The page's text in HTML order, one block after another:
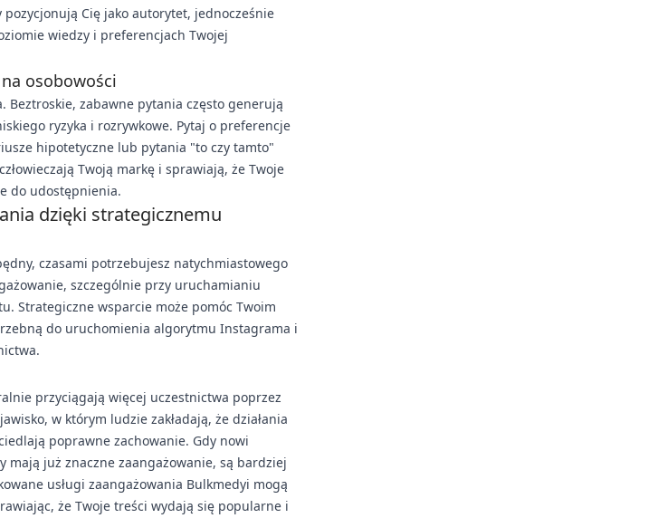
pozycjonują Cię jako autorytet, jednocześnie
wiedzy i preferencjach Twojej
osobowości
Beztroskie, zabawne pytania często generują
ryzyka i rozrywkowe. Pytaj o preferencje
hipotetyczne lub pytania "to czy tamto"
Twoją markę i sprawiają, że Twoje
do udostępnienia.
dzięki strategicznemu
czasami potrzebujesz natychmiastowego
szczególnie przy uruchamianiu
Strategiczne wsparcie może pomóc Twoim
do uruchomienia algorytmu Instagrama i
przyciągają więcej uczestnictwa poprzez
w którym ludzie zakładają, że działania
poprawne zachowanie. Gdy nowi
mają już znaczne zaangażowanie, są bardziej
usługi zaangażowania Bulkmedyi mogą
że Twoje treści wydają się popularne i